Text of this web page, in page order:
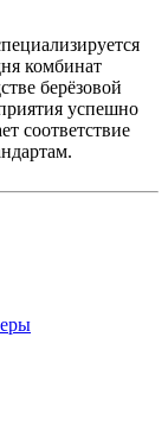
комбинат
берёзовой
успешно
соответствие